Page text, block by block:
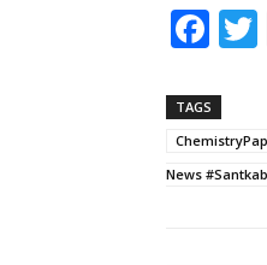
F
a
c
e
b
TAGS
News